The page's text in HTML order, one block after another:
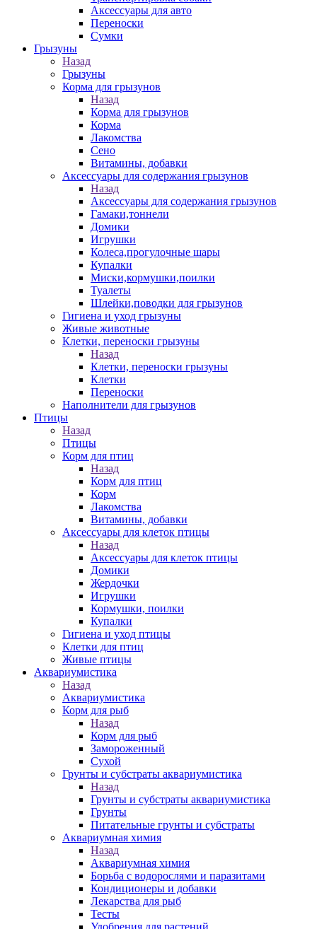
Аксессуары для авто
Переноски
Сумки
Грызуны
Назад
Грызуны
Корма для грызунов
Назад
Корма для грызунов
Корма
Лакомства
Сено
Витамины, добавки
Аксессуары для содержания грызунов
Назад
Аксессуары для содержания грызунов
Гамаки,тоннели
Домики
Игрушки
Колеса,прогулочные шары
Купалки
Миски,кормушки,поилки
Туалеты
Шлейки,поводки для грызунов
Гигиена и уход грызуны
Живые животные
Клетки, переноски грызуны
Назад
Клетки, переноски грызуны
Клетки
Переноски
Наполнители для грызунов
Птицы
Назад
Птицы
Корм для птиц
Назад
Корм для птиц
Корм
Лакомства
Витамины, добавки
Аксессуары для клеток птицы
Назад
Аксессуары для клеток птицы
Домики
Жердочки
Игрушки
Кормушки, поилки
Купалки
Гигиена и уход птицы
Клетки для птиц
Живые птицы
Аквариумистика
Назад
Аквариумистика
Корм для рыб
Назад
Корм для рыб
Замороженный
Сухой
Грунты и субстраты аквариумистика
Назад
Грунты и субстраты аквариумистика
Грунты
Питательные грунты и субстраты
Аквариумная химия
Назад
Аквариумная химия
Борьба с водорослями и паразитами
Кондиционеры и добавки
Лекарства для рыб
Тесты
Удобрения для растений